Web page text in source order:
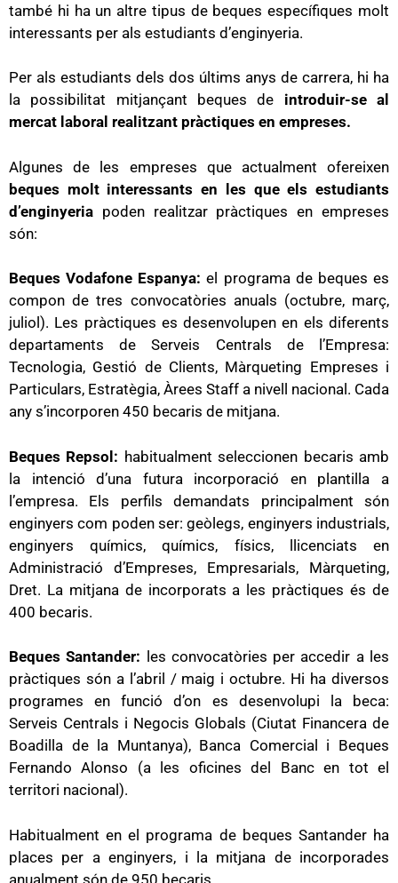
també hi ha un altre tipus de beques específiques molt
interessants per als estudiants d’enginyeria.
Per als estudiants dels dos últims anys de carrera, hi ha
la possibilitat mitjançant beques de introduir-se al
mercat laboral realitzant pràctiques en empreses.
Algunes de les empreses que actualment ofereixen
beques molt interessants en les que els estudiants
d’enginyeria poden realitzar pràctiques en empreses
són:
Beques Vodafone Espanya: el programa de beques es
compon de tres convocatòries anuals (octubre, març,
juliol). Les pràctiques es desenvolupen en els diferents
departaments de Serveis Centrals de l’Empresa:
Tecnologia, Gestió de Clients, Màrqueting Empreses i
Particulars, Estratègia, Àrees Staff a nivell nacional. Cada
any s’incorporen 450 becaris de mitjana.
Beques Repsol: habitualment seleccionen becaris amb
la intenció d’una futura incorporació en plantilla a
l’empresa. Els perfils demandats principalment són
enginyers com poden ser: geòlegs, enginyers industrials,
enginyers químics, químics, físics, llicenciats en
Administració d’Empreses, Empresarials, Màrqueting,
Dret. La mitjana de incorporats a les pràctiques és de
400 becaris.
Beques Santander: les convocatòries per accedir a les
pràctiques són a l’abril / maig i octubre. Hi ha diversos
programes en funció d’on es desenvolupi la beca:
Serveis Centrals i Negocis Globals (Ciutat Financera de
Boadilla de la Muntanya), Banca Comercial i Beques
Fernando Alonso (a les oficines del Banc en tot el
territori nacional).
Habitualment en el programa de beques Santander ha
places per a enginyers, i la mitjana de incorporades
anualment són de 950 becaris.